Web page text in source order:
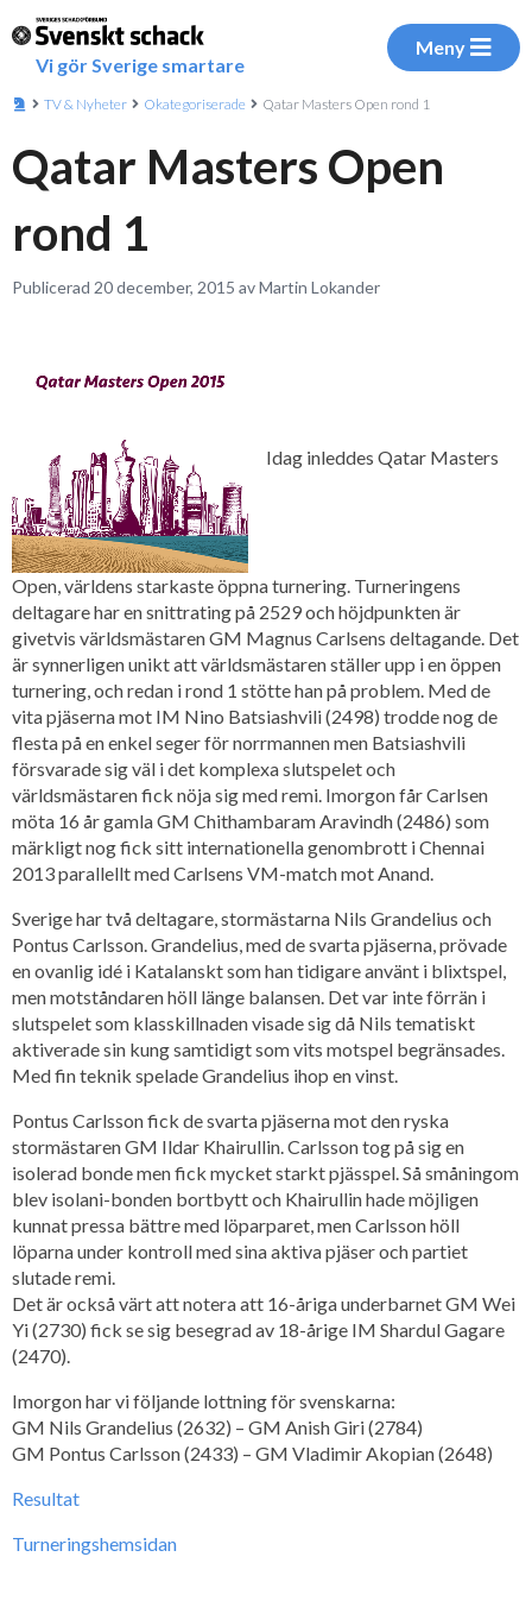
Vi gör Sverige smartare
Meny
TV & Nyheter Okategoriserade Qatar Masters Open rond 1
Qatar Masters Open
rond 1
Publicerad 20 december, 2015 av Martin Lokander
Idag inleddes Qatar Masters
Open, världens starkaste öppna turnering. Turneringens
deltagare har en snittrating på 2529 och höjdpunkten är
givetvis världsmästaren GM Magnus Carlsens deltagande. Det
är synnerligen unikt att världsmästaren ställer upp i en öppen
turnering, och redan i rond 1 stötte han på problem. Med de
vita pjäserna mot IM Nino Batsiashvili (2498) trodde nog de
flesta på en enkel seger för norrmannen men Batsiashvili
försvarade sig väl i det komplexa slutspelet och
världsmästaren fick nöja sig med remi. Imorgon får Carlsen
möta 16 år gamla GM Chithambaram Aravindh (2486) som
märkligt nog fick sitt internationella genombrott i Chennai
2013 parallellt med Carlsens VM-match mot Anand.
Sverige har två deltagare, stormästarna Nils Grandelius och
Pontus Carlsson. Grandelius, med de svarta pjäserna, prövade
en ovanlig idé i Katalanskt som han tidigare använt i blixtspel,
men motståndaren höll länge balansen. Det var inte förrän i
slutspelet som klasskillnaden visade sig då Nils tematiskt
aktiverade sin kung samtidigt som vits motspel begränsades.
Med fin teknik spelade Grandelius ihop en vinst.
Pontus Carlsson fick de svarta pjäserna mot den ryska
stormästaren GM Ildar Khairullin. Carlsson tog på sig en
isolerad bonde men fick mycket starkt pjässpel. Så småningom
blev isolani-bonden bortbytt och Khairullin hade möjligen
kunnat pressa bättre med löparparet, men Carlsson höll
löparna under kontroll med sina aktiva pjäser och partiet
slutade remi.
Det är också värt att notera att 16-åriga underbarnet GM Wei
Yi (2730) fick se sig besegrad av 18-årige IM Shardul Gagare
(2470).
Imorgon har vi följande lottning för svenskarna:
GM Nils Grandelius (2632) – GM Anish Giri (2784)
GM Pontus Carlsson (2433) – GM Vladimir Akopian (2648)
Resultat
Turneringshemsidan